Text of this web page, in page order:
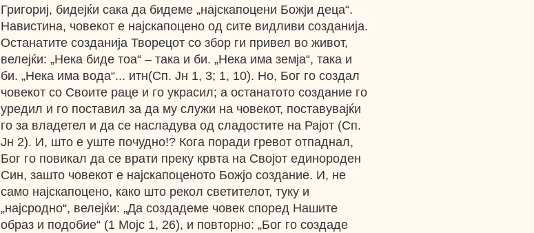
Григориј, бидејќи сака да бидеме „најскапоцени Божји деца“.
Навистина, човекот е најскапоцено од сите видливи созданија.
Останатите созданија Творецот со збор ги привел во живот,
велејќи: „Нека биде тоа“ – така и би. „Нека има земја“, така и
би. „Нека има вода“... итн(Сп. Јн 1, 3; 1, 10). Но, Бог го создал
човекот со Своите раце и го украсил; а останатото создание го
уредил и го поставил за да му служи на човекот, поставувајќи
го за владетел и да се насладува од сладостите на Рајот (Сп.
Јн 2). И, што е уште почудно!? Кога поради гревот отпаднал,
Бог го повикал да се врати преку крвта на Својот единороден
Син, зашто човекот е најскапоценото Божјо создание. И, не
само најскапоцено, како што рекол светителот, туку и
„најсродно“, велејќи: „Да создадеме човек според Нашите
образ и подобие“ (1 Мојс 1, 26), и повторно: „Бог го создаде